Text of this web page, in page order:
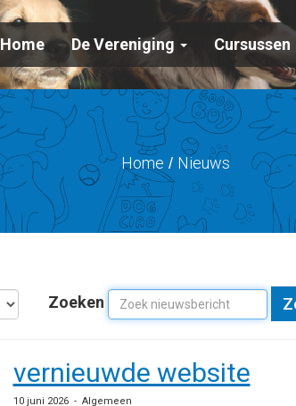
Home De Vereniging Cursussen
Home / Nieuws
Zoeken
vernieuwde website
10 juni 2026 - Algemeen